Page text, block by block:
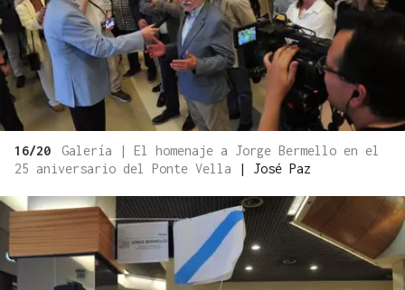
16/20
Galería | El homenaje a Jorge Bermello en el
25 aniversario del Ponte Vella
| José Paz